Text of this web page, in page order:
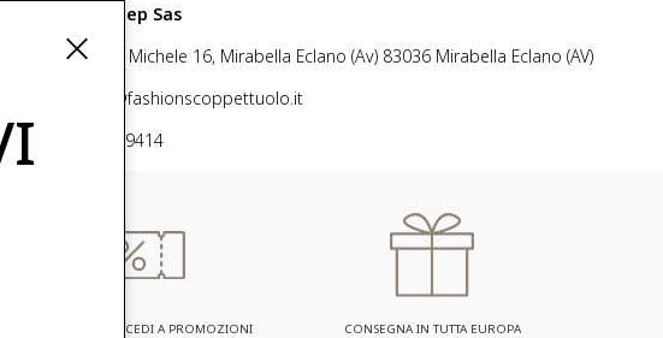
First step Sas
Via San Michele 16, Mirabella Eclano (Av) 83036 Mirabella Eclano (AV)
ordini@fashionscoppettuolo.it
0825449414
ISCRIVITI ED ACCEDI A PROMOZIONI
CONSEGNA IN TUTTA EUROPA